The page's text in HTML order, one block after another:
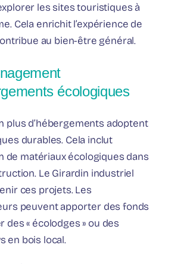
les sites touristiques à
Cela enrichit l’expérience de
au bien-être général.
écologiques
plus d’hébergements adoptent
durables. Cela inclut
de matériaux écologiques dans
Le Girardin industriel
ces projets. Les
peuvent apporter des fonds
des « écolodges » ou des
en bois local.